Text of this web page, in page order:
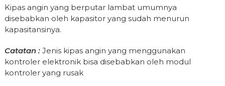
Kipas angin yang berputar lambat umumnya
disebabkan oleh kapasitor yang sudah menurun
kapasitansinya.
Catatan :Jenis kipas angin yang menggunakan
kontroler elektronik bisa disebabkan oleh modul
kontroler yang rusak